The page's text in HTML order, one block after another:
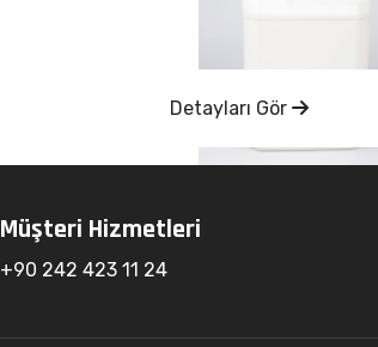
Detayları Gör
Müşteri Hizmetleri
+90 242 423 11 24